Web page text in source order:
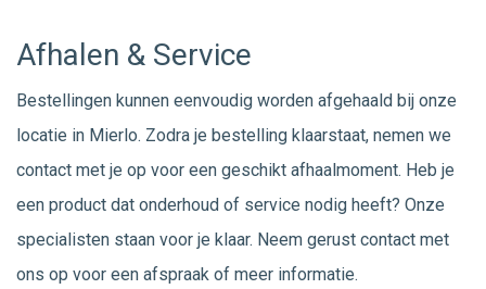
Afhalen & Service
Bestellingen kunnen eenvoudig worden afgehaald bij onze
locatie in Mierlo. Zodra je bestelling klaarstaat, nemen we
contact met je op voor een geschikt afhaalmoment. Heb je
een product dat onderhoud of service nodig heeft? Onze
specialisten staan voor je klaar. Neem gerust contact met
ons op voor een afspraak of meer informatie.